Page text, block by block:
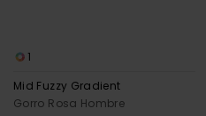
1
Mid Fuzzy Gradient
Gorro Rosa Hombre